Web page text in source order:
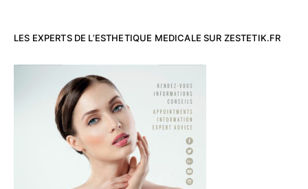
LES EXPERTS DE L’ESTHETIQUE MEDICALE SUR ZESTETIK.FR